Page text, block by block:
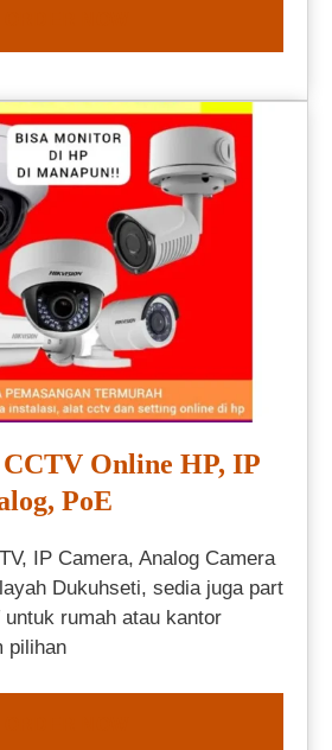
CCTV Online HP, IP
PoE
IP Camera, Analog Camera
Dukuhseti, sedia juga part
untuk rumah atau kantor
pilihan